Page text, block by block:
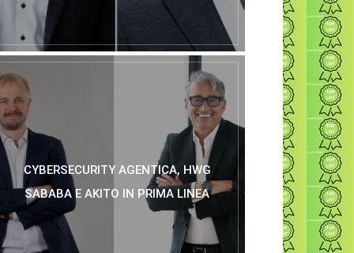
CYBERSECURITY AGENTICA, HWG
SABABA E AKITO IN PRIMA LINEA